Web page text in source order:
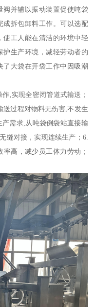
阀并辅以振动装置促使吨袋
成拆包卸料工作。可以选配
使工人能在清洁的环境中轻
护生产环境，减轻劳动者的
了大袋在开袋工作中因吸潮
,实现全密闭管道式输送；
送过程对物料无伤害,不发生
需求,从吨袋倒袋站直接输
缝对接，实现连续生产；6.
高，减少员工体力劳动；